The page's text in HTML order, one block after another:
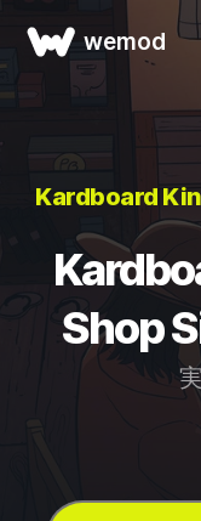
wemod
Kardboard
Shop